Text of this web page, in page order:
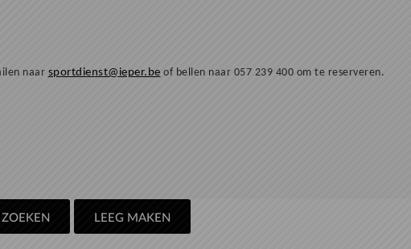
naar sportdienst@ieper.be of bellen naar 057 239 400 om te reserveren.